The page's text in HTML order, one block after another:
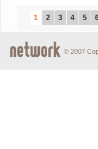
1 2 3 4 5
© 2007